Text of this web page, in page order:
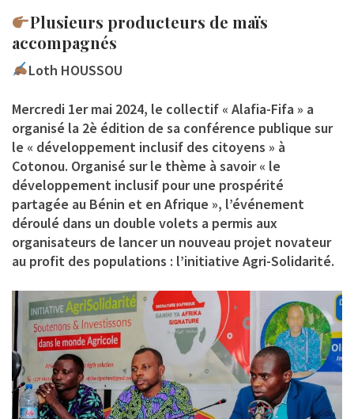
Plusieurs producteurs de maïs
accompagnés
Loth HOUSSOU
Mercredi 1er mai 2024, le collectif « Alafia-Fifa » a
organisé la 2è édition de sa conférence publique sur
le « développement inclusif des citoyens » à
Cotonou. Organisé sur le thème à savoir « le
développement inclusif pour une prospérité
partagée au Bénin et en Afrique », l’événement
déroulé dans un double volets a permis aux
organisateurs de lancer un nouveau projet novateur
au profit des populations : l’initiative Agri-Solidarité.